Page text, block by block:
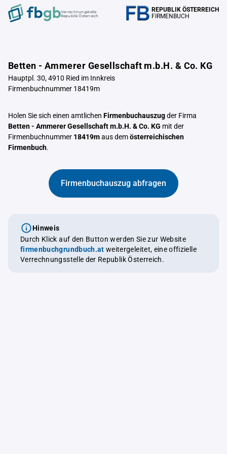
Verrechnungstelle
Republik Österreich
REPUBLIK ÖSTERREICH
FIRMENBUCH
Betten - Ammerer Gesellschaft m.b.H. & Co. KG
Hauptpl. 30, 4910 Ried im Innkreis
Firmenbuchnummer 18419m
Holen Sie sich einen amtlichen Firmenbuchauszugder Firma
Betten - Ammerer Gesellschaft m.b.H. & Co. KG mit der
Firmenbuchnummer 18419maus demösterreichischen
Firmenbuch.
Firmenbuchauszug abfragen
Hinweis
Durch Klick auf den Button werden Sie zur Website
firmenbuchgrundbuch.at weitergeleitet, eine offizielle
Verrechnungsstelle der Republik Österreich.